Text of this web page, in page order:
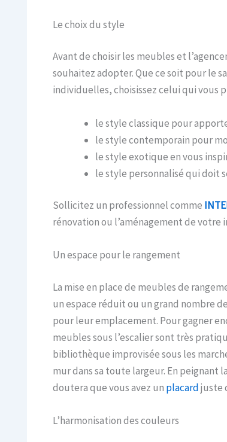
Le choix du style
Avant de choisir les meubles et
souhaitez adopter. Que ce soit pour le
individuelles, choisissez celui qui vous
le style classique pour
le style contemporain pour
le style exotique en vous
le style personnalisé qui doit
Sollicitez un professionnel comme
rénovation ou l’aménagement de votre
Un espace pour le rangement
La mise en place de meubles de
un espace réduit ou un grand nombre
pour leur emplacement. Pour gagner
meubles sous l’escalier sont très
bibliothèque improvisée sous les
mur dans sa toute largeur. En peignant
doutera que vous avez un placardjuste
L’harmonisation des couleurs